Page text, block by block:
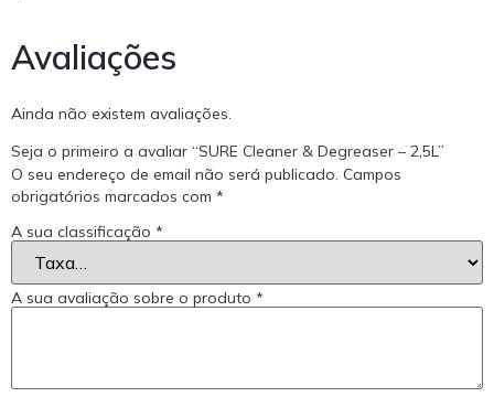
Avaliações
Ainda não existem avaliações.
Seja o primeiro a avaliar “SURE Cleaner & Degreaser – 2,5L”
O seu endereço de email não será publicado. Campos
obrigatórios marcados com *
A sua classificação *
A sua avaliação sobre o produto *